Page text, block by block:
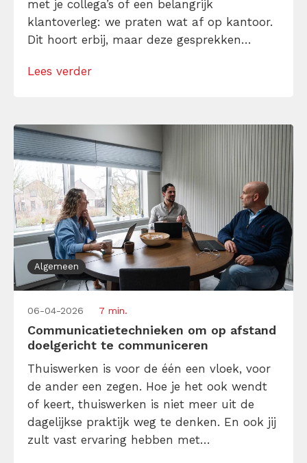
met je collega’s of een belangrijk
klantoverleg: we praten wat af op kantoor.
Dit hoort erbij, maar deze gesprekken
nemen. Sleep je jezelf van gesprek naar
Lees verder
Algemeen
06-04-2026 7 min.
Communicatietechnieken om op afstand
doelgericht te communiceren
Thuiswerken is voor de één een vloek, voor
de ander een zegen. Hoe je het ook wendt
of keert, thuiswerken is niet meer uit de
dagelijkse praktijk weg te denken. En ook jij
zult vast ervaring hebben met